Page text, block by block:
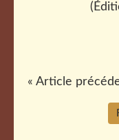
« Article